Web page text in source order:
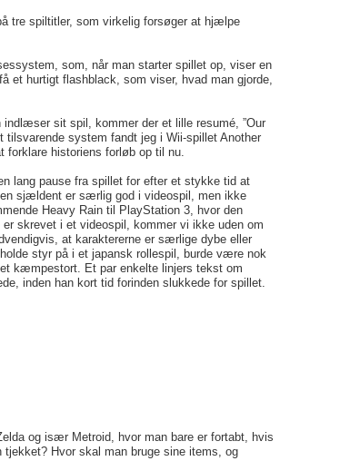
tre spiltitler, som virkelig forsøger at hjælpe
som, når man starter spillet op, viser en
et hurtigt flashblack, som viser, hvad man gjorde,
sit spil, kommer der et lille resumé, ”Our
system fandt jeg i Wii-spillet Another
forklare historiens forløb op til nu.
lang pause fra spillet for efter et stykke tid at
sjældent er særlig god i videospil, men ikke
Heavy Rain til PlayStation 3, hvor den
skrevet i et videospil, kommer vi ikke uden om
at karaktererne er særlige dybe eller
styr på i et japansk rollespil, burde være nok
kæmpestort. Et par enkelte linjers tekst om
inden han kort tid forinden slukkede for spillet.
og især Metroid, hvor man bare er fortabt, hvis
tjekket? Hvor skal man bruge sine items, og